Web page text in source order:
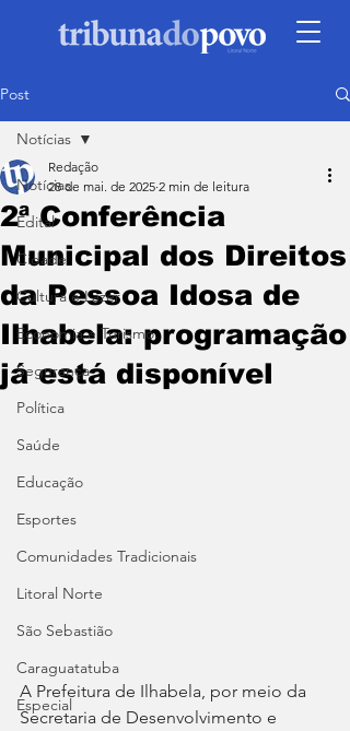
Post
Notícias
Edital
Cidade
Cultura e Lazer
Economia e Turismo
Segurança
Política
Saúde
Educação
Esportes
Comunidades Tradicionais
Litoral Norte
São Sebastião
Caraguatatuba
Especial
Notícias
2ª Conferência
Municipal dos Direitos
da Pessoa Idosa de
Ilhabela: programação
já está disponível
Redação
28 de mai. de 2025 2 min de leitura
A Prefeitura de Ilhabela, por meio da
Secretaria de Desenvolvimento e